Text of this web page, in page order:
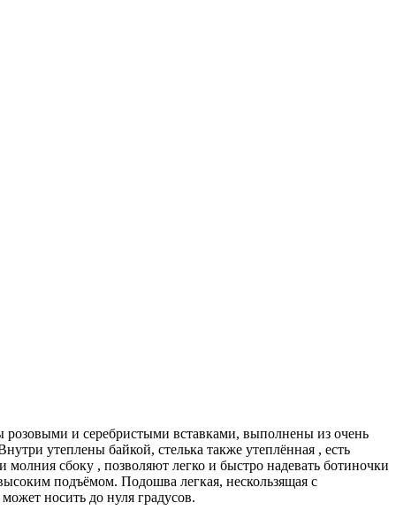
розовыми и серебристыми вставками, выполнены из очень
утеплены байкой, стелька также утеплённая , есть
сбоку , позволяют легко и быстро надевать ботиночки
подъёмом. Подошва легкая, нескользящая с
носить до нуля градусов.